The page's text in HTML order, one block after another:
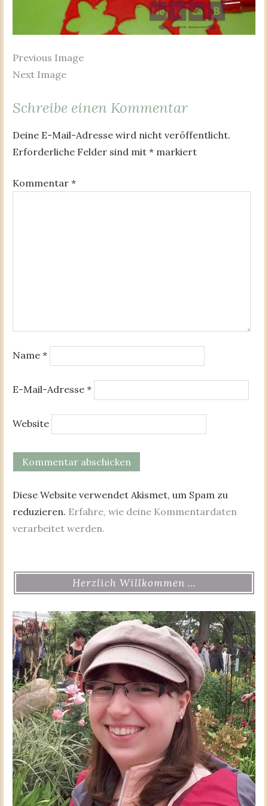
Previous Image
Next Image
Schreibe einen Kommentar
Deine E-Mail-Adresse wird nicht veröffentlicht.
Erforderliche Felder sind mit * markiert
Kommentar *
Name *
E-Mail-Adresse *
Website
Diese Website verwendet Akismet, um Spam zu
reduzieren. Erfahre, wie deine Kommentardaten
verarbeitet werden.
Herzlich Willkommen …